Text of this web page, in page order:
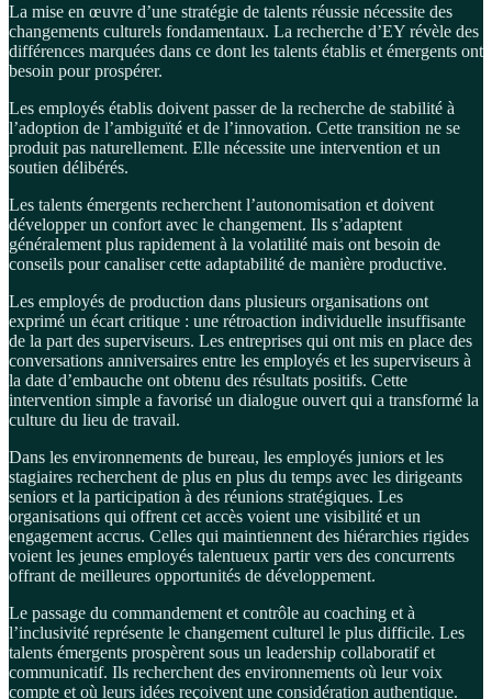
La mise en œuvre d’une stratégie de talents réussie nécessite des
changements culturels fondamentaux. La recherche d’EY révèle des
différences marquées dans ce dont les talents établis et émergents ont
besoin pour prospérer.
Les employés établis doivent passer de la recherche de stabilité à
l’adoption de l’ambiguïté et de l’innovation. Cette transition ne se
produit pas naturellement. Elle nécessite une intervention et un
soutien délibérés.
Les talents émergents recherchent l’autonomisation et doivent
développer un confort avec le changement. Ils s’adaptent
généralement plus rapidement à la volatilité mais ont besoin de
conseils pour canaliser cette adaptabilité de manière productive.
Les employés de production dans plusieurs organisations ont
exprimé un écart critique : une rétroaction individuelle insuffisante
de la part des superviseurs. Les entreprises qui ont mis en place des
conversations anniversaires entre les employés et les superviseurs à
la date d’embauche ont obtenu des résultats positifs. Cette
intervention simple a favorisé un dialogue ouvert qui a transformé la
culture du lieu de travail.
Dans les environnements de bureau, les employés juniors et les
stagiaires recherchent de plus en plus du temps avec les dirigeants
seniors et la participation à des réunions stratégiques. Les
organisations qui offrent cet accès voient une visibilité et un
engagement accrus. Celles qui maintiennent des hiérarchies rigides
voient les jeunes employés talentueux partir vers des concurrents
offrant de meilleures opportunités de développement.
Le passage du commandement et contrôle au coaching et à
l’inclusivité représente le changement culturel le plus difficile. Les
talents émergents prospèrent sous un leadership collaboratif et
communicatif. Ils recherchent des environnements où leur voix
compte et où leurs idées reçoivent une considération authentique.